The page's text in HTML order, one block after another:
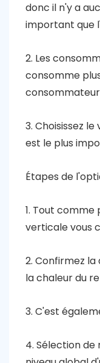
donc il n'y a
important que
2. Les
consomme
3. Choisissez
est le plus
Étapes de
1. Tout
verticale vous
2. Confirmez
la chaleur du
3. C'est
4. Sélection